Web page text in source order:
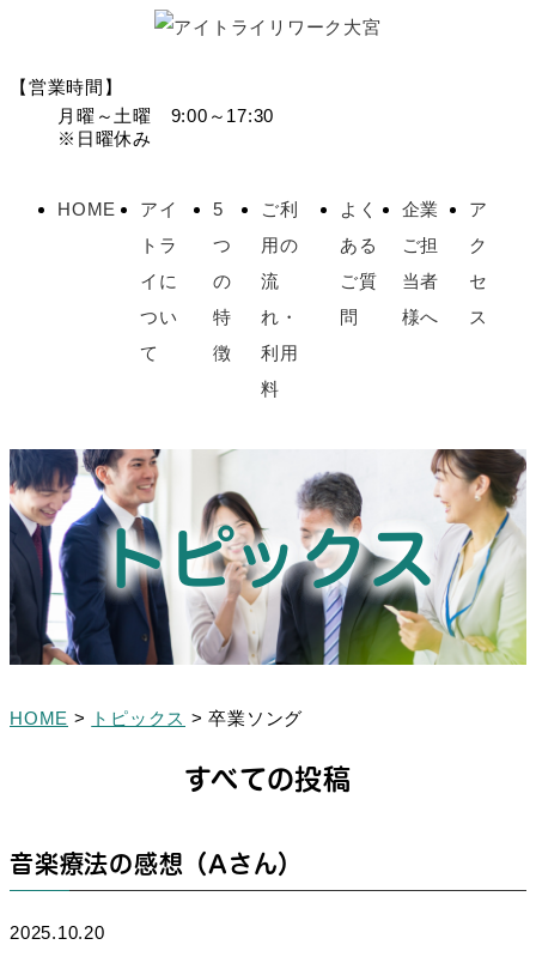
【営業時間】
月曜～土曜 9:00～17:30
※日曜休み
HOME
アイ
トラ
イに
つい
て
5
つ
の
特
徴
ご利
用の
流
れ・
利用
料
よく
ある
ご質
問
企業
ご担
当者
様へ
ア
ク
セ
ス
トピックス
HOME > トピックス >卒業ソング
すべての投稿
音楽療法の感想（Aさん）
2025.10.20